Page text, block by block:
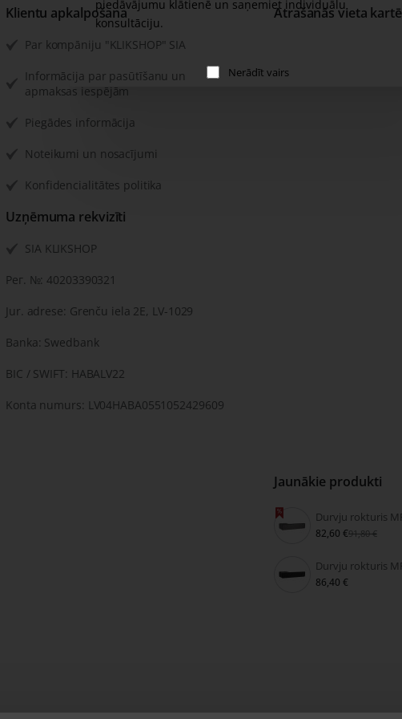
piedāvājumu klātienē un saņemiet individuālu
konsultāciju.
Nerādīt vairs
Klientu apkalpošana
Par kompāniju "KLIKSHOP" SIA
Informācija par pasūtīšanu un
apmaksas iespējām
Piegādes informācija
Noteikumi un nosacījumi
Konfidencialitātes politika
Uzņēmuma rekvizīti
SIA KLIKSHOP
Рег. №: 40203390321
Jur. adrese: Grenču iela 2E, LV-1029
Banka: Swedbank
BIC / SWIFT: HABALV22
Konta numurs: LV04HABA0551052429609
Atrašanās vieta kartē
Jaunākie produkti
82,60 €91,80 €
86,40 €